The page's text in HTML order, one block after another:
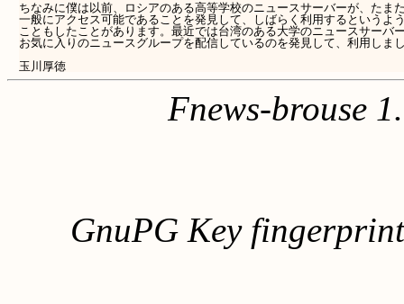
ちなみに僕は以前、ロシアのある高等学校のニュースサーバーが、たま
一般にアクセス可能であることを発見して、しばらく利用するというよ
こともしたことがあります。最近では台湾のある大学のニュースサーバ
お気に入りのニュースグループを配信しているのを発見して、利用しま
Fnews-brouse
GnuPG Key